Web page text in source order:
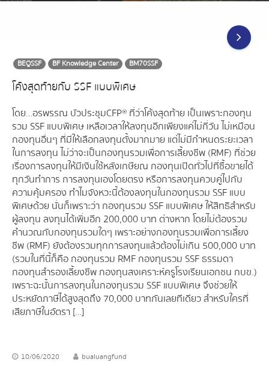
BEQSSF BF Knowledge Center BM70SSF
โค้งสุดท้ายกับ SSF แบบพิเศษ
โดย…อรพรรณ บัวประชุม CFP® ที่ว่าโค้งสุดท้าย เป็นเพราะกองทุน
รวม SSF แบบพิเศษ เหลือเวลาให้ลงทุนอีกเพียงแค่ไม่กี่วัน ไม่เหมือน
กองทุนอื่นๆ ที่มีให้เลือกลงทุนตั้งมากมาย แต่ไม่มีกำหนดระยะเวลา
ในการลงทุน ไม่ว่าจะเป็นกองทุนรวมเพื่อการเลี้ยงชีพ (RMF) ที่ช่วย
เรื่องการลงทุนให้มีเงินใช้หลังเกษียณ กองทุนเปิดทั่วไปที่ซื้อขายได้
ทุกวันทำการ การลงทุนเองโดยตรง หรือการลงทุนควบคู่ไปกับ
ความคุ้มครอง ทำไมจังหวะนี้ต้องลงทุนในกองทุนรวม SSF แบบ
พิเศษด้วย นั่นก็เพราะว่า กองทุนรวม SSF แบบพิเศษ ให้สิทธิสำหรับ
ผู้ลงทุน ลงทุนได้เพิ่มอีก 200,000 บาท ต่างหาก โดยไม่ต้องรวม
คำนวณกับกองทุนรวมใดๆ เพราะอย่างกองทุนรวมเพื่อการเลี้ยง
ชีพ (RMF) ยังต้องรวมทุกการลงทุนแล้วต้องไม่เกิน 500,000 บาท
(รวมในที่นี้ก็คือ กองทุนรวม RMF กองทุนรวม SSF ธรรมดา
กองทุนสำรองเลี้ยงชีพ กองทุนสงเคราะห์ครูโรงเรียนเอกชน กบข.)
เพราะฉะนั้นการลงทุนในกองทุนรวม SSF แบบพิเศษ จึงช่วยให้
ประหยัดภาษีได้สูงสุดถึง 70,000 บาทกันเลยทีเดียว สำหรับใครที่
เสียภาษีในอัตรา […]
10/06/2020 bualuangfund